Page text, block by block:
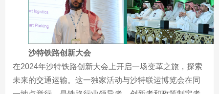
沙特铁路创新大会
在2024年沙特铁路创新大会上开启一场变革之旅，探索
未来的交通运输。这一独家活动与沙特联运博览会在同